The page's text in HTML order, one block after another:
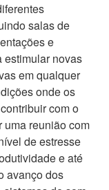
salas de
e
estimular novas
em qualquer
onde os
com o
reunião com
de estresse
e até
avanço dos